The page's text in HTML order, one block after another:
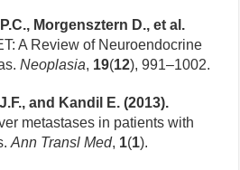
Morgensztern D., et al.
A Review of Neuroendocrine
Neoplasia, 19(12), 991–1002.
and Kandil E. (2013).
metastases in patients with
Ann Transl Med, 1(1).